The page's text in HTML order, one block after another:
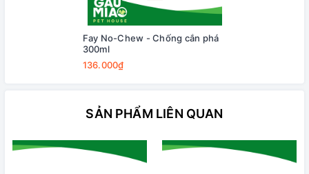
Fay No-Chew - Chống cắn phá
300ml
136.000₫
SẢN PHẨM LIÊN QUAN